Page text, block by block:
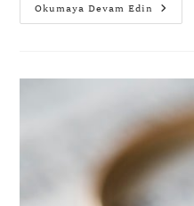
Okumaya Devam Edin